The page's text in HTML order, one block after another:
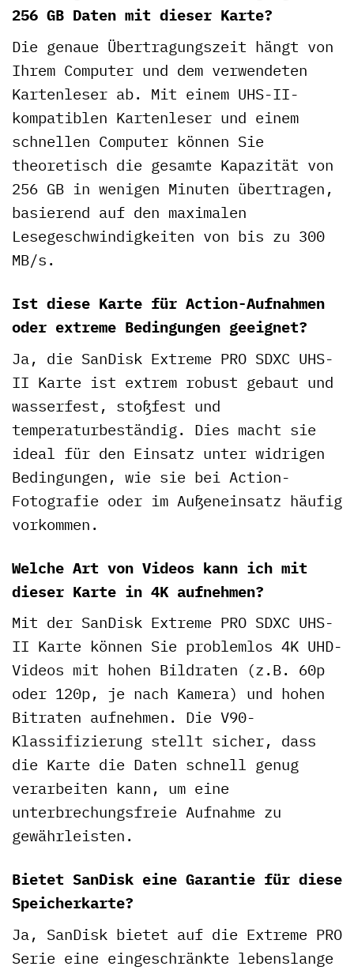
256 GB Daten mit dieser Karte?
Die genaue Übertragungszeit hängt von
Ihrem Computer und dem verwendeten
Kartenleser ab. Mit einem UHS-II-
kompatiblen Kartenleser und einem
schnellen Computer können Sie
theoretisch die gesamte Kapazität von
256 GB in wenigen Minuten übertragen,
basierend auf den maximalen
Lesegeschwindigkeiten von bis zu 300
MB/s.
Ist diese Karte für Action-Aufnahmen
oder extreme Bedingungen geeignet?
Ja, die SanDisk Extreme PRO SDXC UHS-
II Karte ist extrem robust gebaut und
wasserfest, stoßfest und
temperaturbeständig. Dies macht sie
ideal für den Einsatz unter widrigen
Bedingungen, wie sie bei Action-
Fotografie oder im Außeneinsatz häufig
vorkommen.
Welche Art von Videos kann ich mit
dieser Karte in 4K aufnehmen?
Mit der SanDisk Extreme PRO SDXC UHS-
II Karte können Sie problemlos 4K UHD-
Videos mit hohen Bildraten (z.B. 60p
oder 120p, je nach Kamera) und hohen
Bitraten aufnehmen. Die V90-
Klassifizierung stellt sicher, dass
die Karte die Daten schnell genug
verarbeiten kann, um eine
unterbrechungsfreie Aufnahme zu
gewährleisten.
Bietet SanDisk eine Garantie für diese
Speicherkarte?
Ja, SanDisk bietet auf die Extreme PRO
Serie eine eingeschränkte lebenslange